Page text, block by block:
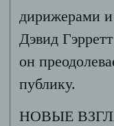
дирижерами и
Дэвид
он
публику.
НОВЫЕ